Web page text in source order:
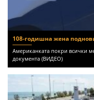
108-годишна жена
Американката покри всички
документа (ВИДЕО)